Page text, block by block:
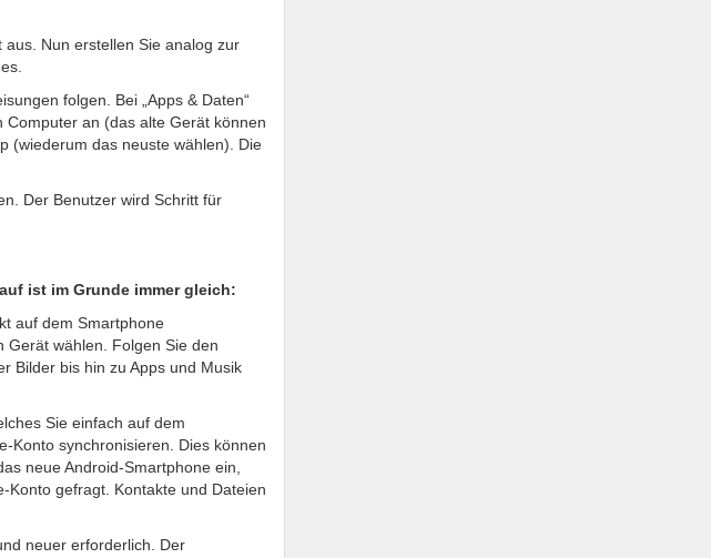
Nun erstellen Sie analog zur
folgen. Bei „Apps & Daten“
Computer an (das alte Gerät können
(wiederum das neuste wählen). Die
Der Benutzer wird Schritt für
ist im Grunde immer gleich:
auf dem Smartphone
Gerät wählen. Folgen Sie den
Bilder bis hin zu Apps und Musik
Sie einfach auf dem
Konto synchronisieren. Dies können
neue Android-Smartphone ein,
Konto gefragt. Kontakte und Dateien
neuer erforderlich. Der